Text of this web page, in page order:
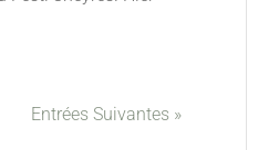
Entrées Suivantes »